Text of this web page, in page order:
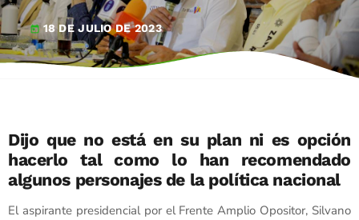
today 18 DE JULIO DE 2023
Dijo que no está en su plan ni es opción
hacerlo tal como lo han recomendado
algunos personajes de la política nacional
El aspirante presidencial por el Frente Amplio Opositor, Silvano